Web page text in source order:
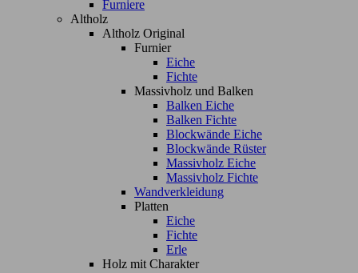
Furniere
Altholz
Altholz Original
Furnier
Eiche
Fichte
Massivholz und Balken
Balken Eiche
Balken Fichte
Blockwände Eiche
Blockwände Rüster
Massivholz Eiche
Massivholz Fichte
Wandverkleidung
Platten
Eiche
Fichte
Erle
Holz mit Charakter